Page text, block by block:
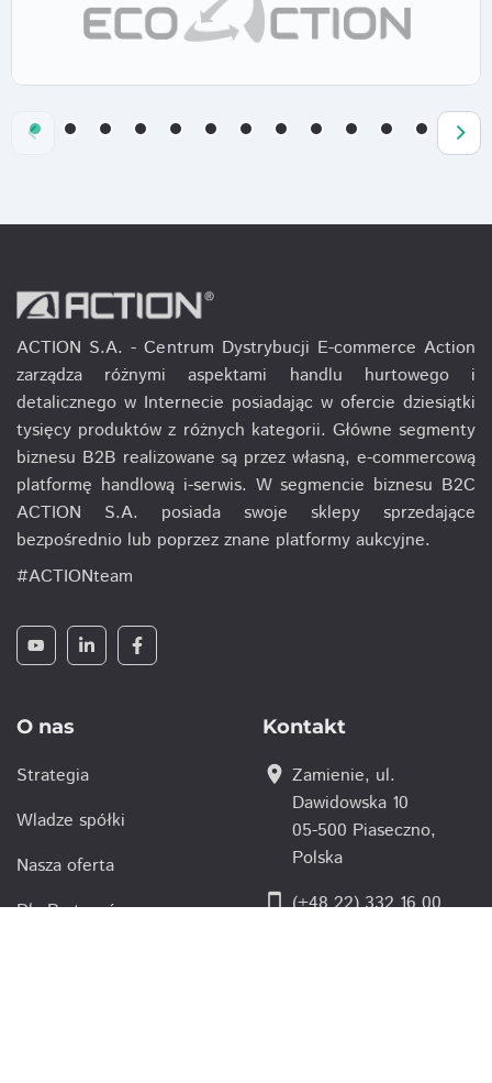
ACTION S.A. - Centrum Dystrybucji E-commerce Action
zarządza różnymi aspektami handlu hurtowego i
detalicznego w Internecie posiadając w ofercie dziesiątki
tysięcy produktów z różnych kategorii. Główne segmenty
biznesu B2B realizowane są przez własną, e-commercową
platformę handlową i-serwis. W segmencie biznesu B2C
ACTION S.A. posiada swoje sklepy sprzedające
bezpośrednio lub poprzez znane platformy aukcyjne.
#ACTIONteam
O nas
Strategia
Wladze spółki
Nasza oferta
Dla Partnerów
Kontakt
location_on Zamienie, ul.
Dawidowska 10
05-500 Piaseczno,
Polska
smartphone (+48 22) 332 16 00